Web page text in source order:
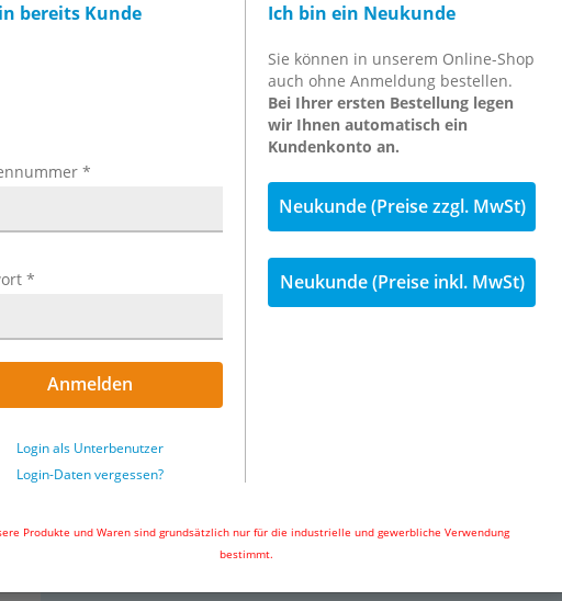
bereits Kunde
*
*
Anmelden
Login als Unterbenutzer
Login-Daten vergessen?
Ich bin ein Neukunde
Sie können in unserem Online-Shop
auch ohne Anmeldung bestellen.
Bei Ihrer ersten Bestellung legen
wir Ihnen automatisch ein
Kundenkonto an.
Neukunde (Preise zzgl. MwSt)
Neukunde (Preise inkl. MwSt)
Produkte und Waren sind grundsätzlich nur für die industrielle und gewerbliche Verwendung
bestimmt.
bietet maßgeschneiderte Lösungen für
und weitere hochwertige Komponenten, die für ihre
. Bestellen Sie bis21:00 Uhr , und wir
technisches Vertriebsteamunterstützt Sie gerne bei
Vakuum-​